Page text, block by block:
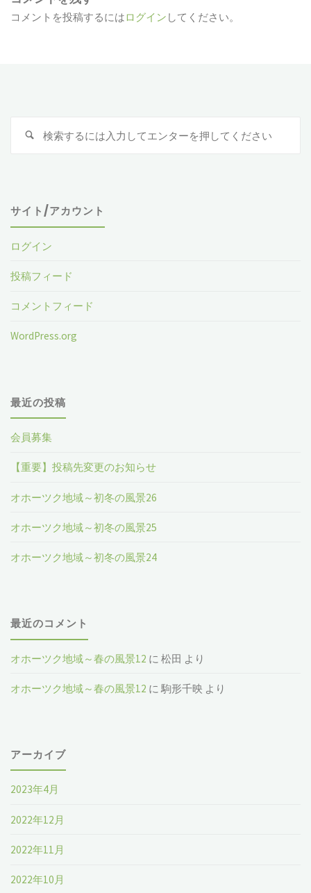
コメントを投稿するにはログイン してください。
サイト/アカウント
ログイン
投稿フィード
コメントフィード
WordPress.org
最近の投稿
会員募集
【重要】投稿先変更のお知らせ
オホーツク地域～初冬の風景26
オホーツク地域～初冬の風景25
オホーツク地域～初冬の風景24
最近のコメント
オホーツク地域～春の風景12 に松田 より
オホーツク地域～春の風景12 に駒形千映 より
アーカイブ
2023年4月
2022年12月
2022年11月
2022年10月